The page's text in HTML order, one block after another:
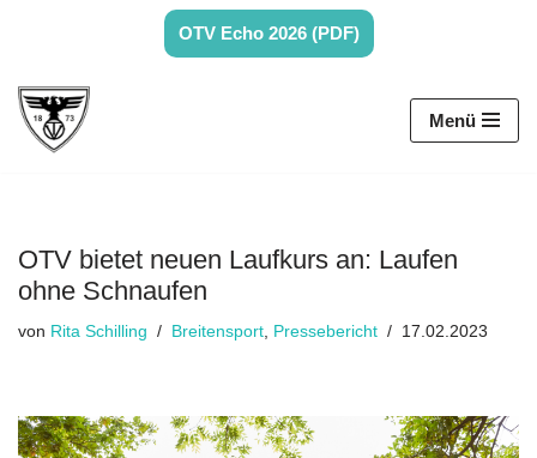
Inhalt
springen
OTV Echo 2026 (PDF)
Menü
OTV bietet neuen Laufkurs an: Laufen
ohne Schnaufen
von Rita Schilling Breitensport, Pressebericht 17.02.2023